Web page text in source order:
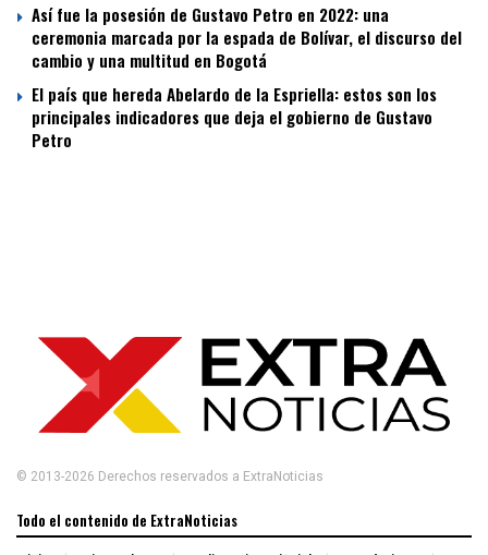
Así fue la posesión de Gustavo Petro en 2022: una
ceremonia marcada por la espada de Bolívar, el discurso del
cambio y una multitud en Bogotá
El país que hereda Abelardo de la Espriella: estos son los
principales indicadores que deja el gobierno de Gustavo
Petro
© 2013-2026 Derechos reservados a ExtraNoticias
Todo el contenido de ExtraNoticias